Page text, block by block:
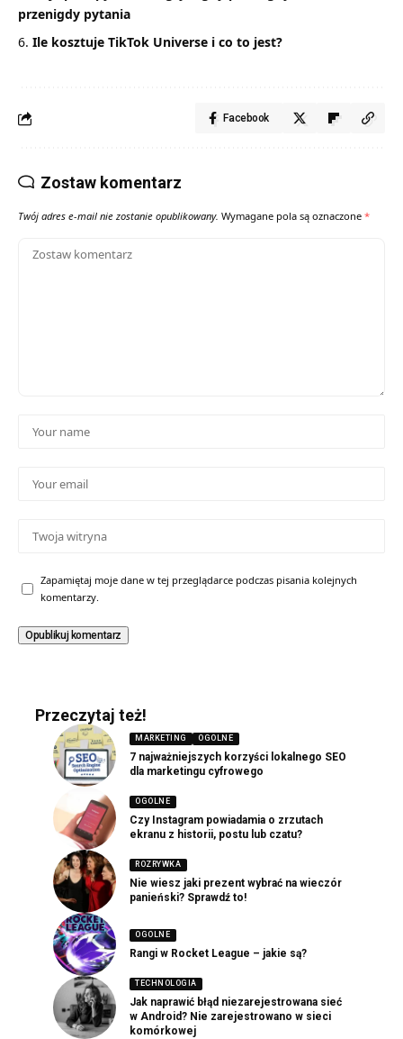
przenigdy pytania
Ile kosztuje TikTok Universe i co to jest?
Facebook
Zostaw komentarz
Twój adres e-mail nie zostanie opublikowany. Wymagane pola są oznaczone *
Zapamiętaj moje dane w tej przeglądarce podczas pisania kolejnych
komentarzy.
Przeczytaj też!
MARKETING OGOLNE
7 najważniejszych korzyści lokalnego SEO
dla marketingu cyfrowego
OGOLNE
Czy Instagram powiadamia o zrzutach
ekranu z historii, postu lub czatu?
ROZRYWKA
Nie wiesz jaki prezent wybrać na wieczór
panieński? Sprawdź to!
OGOLNE
Rangi w Rocket League – jakie są?
TECHNOLOGIA
Jak naprawić błąd niezarejestrowana sieć
w Android? Nie zarejestrowano w sieci
komórkowej